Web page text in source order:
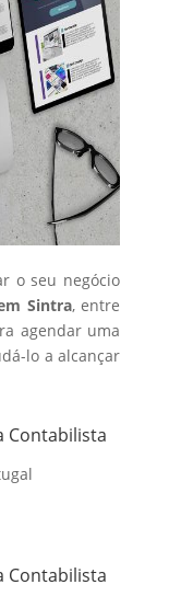
o seu negócio
Sintra, entre
agendar uma
lo a alcançar
Contabilista
Contabilista